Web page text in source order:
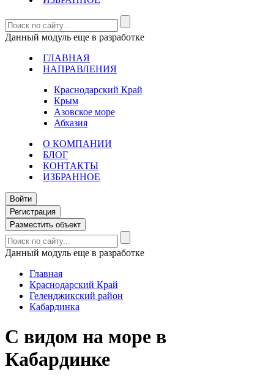
Данный модуль еще в разработке
ГЛАВНАЯ
НАПРАВЛЕНИЯ
Краснодарский Край
Крым
Азовское море
Абхазия
О КОМПАНИИ
БЛОГ
КОНТАКТЫ
ИЗБРАННОЕ
Войти
Регистрация
Разместить объект
Данный модуль еще в разработке
Главная
Краснодарский Край
Геленджикский район
Кабардинка
С видом на море в
Кабардинке